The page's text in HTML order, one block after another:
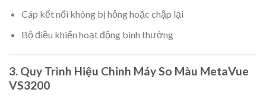
Cáp kết nối không bị hỏng hoặc chập lại
Bộ điều khiển hoạt động bình thường
3. Quy Trình Hiệu Chỉnh Máy So Màu MetaVue
VS3200